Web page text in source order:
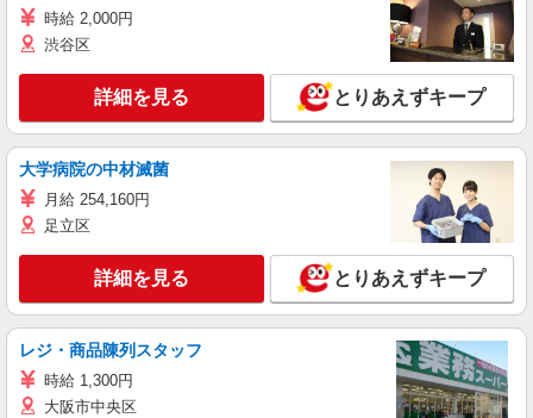
時給 2,000円
渋谷区
詳細を見る とりあえずキープ
大学病院の中材滅菌
月給 254,160円
足立区
詳細を見る とりあえずキープ
レジ・商品陳列スタッフ
時給 1,300円
大阪市中央区